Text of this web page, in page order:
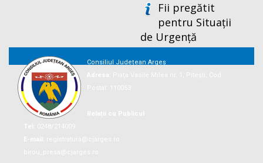
Fii pregătit
pentru Situații
de Urgență
Consiliul Județean Argeș